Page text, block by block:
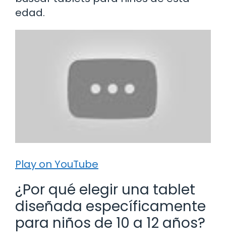
edad.
Play on YouTube
¿Por qué elegir una tablet
diseñada específicamente
para niños de 10 a 12 años?